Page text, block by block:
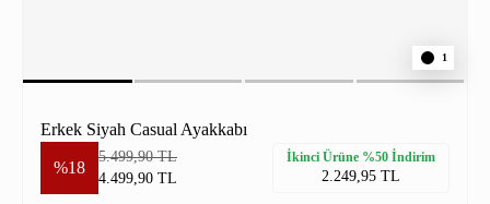
1
Erkek Siyah Casual Ayakkabı
%18
5.499,90 TL
4.499,90 TL
İkinci Ürüne %50 İndirim
2.249,95 TL